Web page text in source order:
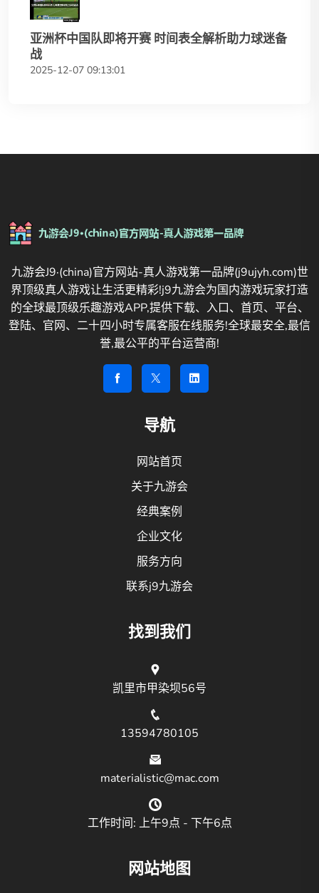
亚洲杯中国队即将开赛 时间表全解析助力球迷备
战
2025-12-07 09:13:01
九游会J9·(china)官方网站-真人游戏第一品牌(j9ujyh.com)世
界顶级真人游戏让生活更精彩!j9九游会为国内游戏玩家打造
的全球最顶级乐趣游戏APP,提供下载、入口、首页、平台、
登陆、官网、二十四小时专属客服在线服务!全球最安全,最信
誉,最公平的平台运营商!
导航
网站首页
关于九游会
经典案例
企业文化
服务方向
联系j9九游会
找到我们
凯里市甲染坝56号
13594780105
materialistic@mac.com
工作时间: 上午9点 - 下午6点
网站地图